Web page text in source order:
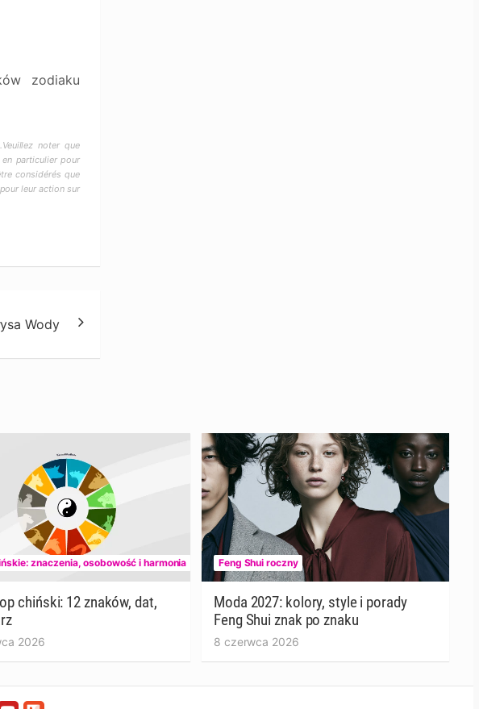
zodiaku
noter que
particulier pour
considérés que
leur action sur
Wody
znaczenia, osobowość i harmonia
chiński: 12 znaków, dat,
2026
Feng Shui roczny
Moda 2027: kolory, style i porady
Feng Shui znak po znaku
8 czerwca 2026